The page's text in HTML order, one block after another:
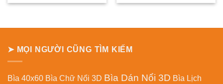
150.000₫.
➤ MỌI NGƯỜI CŨNG TÌM KIẾM
Bìa 40x60 Bìa Chữ Nổi 3D Bìa Dán Nổi 3D Bìa Lịch